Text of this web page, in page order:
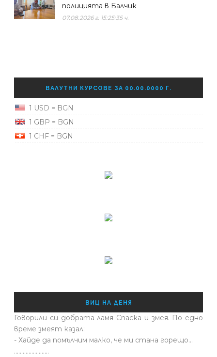
полицията в Балчик
07.08.2026 г. 15:25:35 ч.
ВАЛУТНИ КУРСОВЕ ЗА 00.00.0000 Г.
1 USD = BGN
1 GBP = BGN
1 CHF = BGN
ВИЦ НА ДЕНЯ
Говорили си добрата ламя Спаска и змея. По едно
време змеят казал:
- Хайде да помълчим малко, че ми стана горещо...
........................